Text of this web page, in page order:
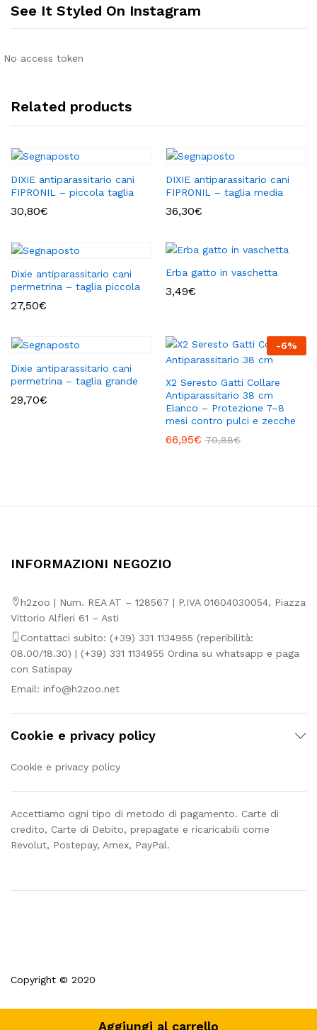
Aggiungi al carrello
See It Styled On Instagram
No access token
Related products
DIXIE antiparassitario cani
FIPRONIL – piccola taglia
30,80€
DIXIE antiparassitario cani
FIPRONIL – taglia media
36,30€
Dixie antiparassitario cani
permetrina – taglia piccola
27,50€
Erba gatto in vaschetta
3,49€
Dixie antiparassitario cani
permetrina – taglia grande
29,70€
-6%
X2 Seresto Gatti Collare
Antiparassitario 38 cm
Elanco – Protezione 7–8
mesi contro pulci e zecche
66,95€ 70,88€
INFORMAZIONI NEGOZIO
h2zoo | Num. REA AT – 128567 | P.IVA 01604030054, Piazza
Vittorio Alfieri 61 – Asti
Contattaci subito: (+39) 331 1134955 (reperibilità:
08.00/18.30) | (+39) 331 1134955 Ordina su whatsapp e paga
con Satispay
Email: info@h2zoo.net
Cookie e privacy policy
Cookie e privacy policy
Accettiamo ogni tipo di metodo di pagamento. Carte di
credito, Carte di Debito, prepagate e ricaricabili come
Revolut, Postepay, Amex, PayPal.
Copyright © 2020